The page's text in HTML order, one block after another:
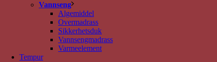
Vannseng
Algemiddel
Overmadrass
Sikkerhetsduk
Vannsengmadrass
Varmeelement
Tempur